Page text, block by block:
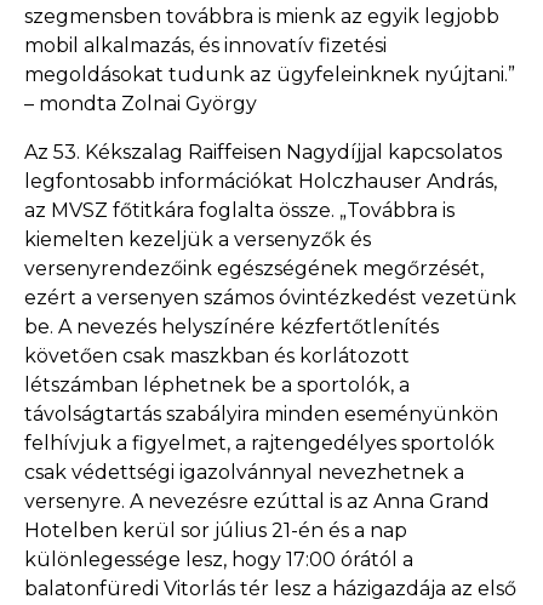
szegmensben továbbra is mienk az egyik legjobb
mobil alkalmazás, és innovatív fizetési
megoldásokat tudunk az ügyfeleinknek nyújtani.”
– mondta Zolnai György
Az 53. Kékszalag Raiffeisen Nagydíjjal kapcsolatos
legfontosabb információkat Holczhauser András,
az MVSZ főtitkára foglalta össze. „Továbbra is
kiemelten kezeljük a versenyzők és
versenyrendezőink egészségének megőrzését,
ezért a versenyen számos óvintézkedést vezetünk
be. A nevezés helyszínére kézfertőtlenítés
követően csak maszkban és korlátozott
létszámban léphetnek be a sportolók, a
távolságtartás szabályira minden eseményünkön
felhívjuk a figyelmet, a rajtengedélyes sportolók
csak védettségi igazolvánnyal nevezhetnek a
versenyre. A nevezésre ezúttal is az Anna Grand
Hotelben kerül sor július 21-én és a nap
különlegessége lesz, hogy 17:00 órától a
balatonfüredi Vitorlás tér lesz a házigazdája az első